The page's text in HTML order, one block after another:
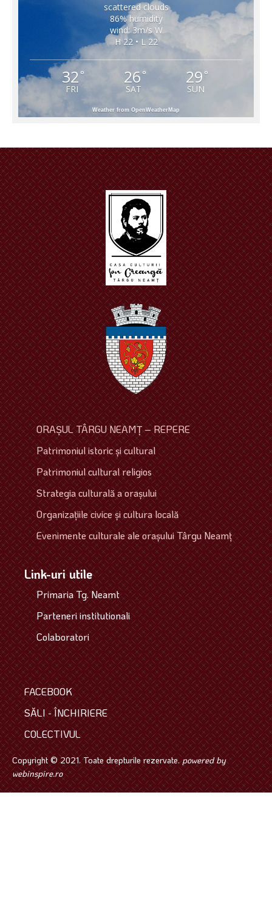
scattered clouds
86% humidity
wind: 3m/s W
H 22 • L 22
32 °
FRI
26°
SAT
29 °
SUN
Weather from OpenWeatherMap
ORAŞUL TÂRGU NEAMŢ – REPERE
Patrimoniul istoric şi cultural
Patrimoniul cultural religios
Strategia culturală a oraşului
Organizaţiile civice şi cultura locală
Evenimente culturale ale oraşului Târgu Neamţ
Link-uri utile
Primaria Tg. Neamt
Parteneri institutionali
Colaboratori
FACEBOOK
SĂLI - ÎNCHIRIERE
COLECTIVUL
Copyright © 2021. Toate drepturile rezervate.powered by
webinspire.ro